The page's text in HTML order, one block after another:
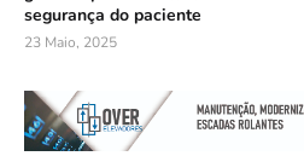
segurança do paciente
23 Maio, 2025